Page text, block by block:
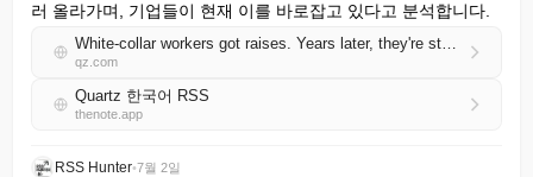
러 올라가며, 기업들이 현재 이를 바로잡고 있다고 분석합니다.
White-collar workers got raises. Years later, they're stuck doing more for less
qz.com
Quartz 한국어 RSS
thenote.app
RSS Hunter•7월 2일